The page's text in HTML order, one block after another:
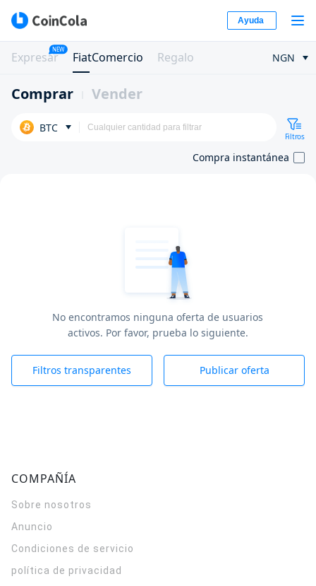
Ayuda
Expresar
NEW
FiatComercio Regalo NGN
Comprar Vender
BTC
Filtros
Compra instantánea
No encontramos ninguna oferta de usuarios
activos. Por favor, prueba lo siguiente.
Filtros transparentes Publicar oferta
COMPAÑÍA
Sobre nosotros
Anuncio
Condiciones de servicio
política de privacidad